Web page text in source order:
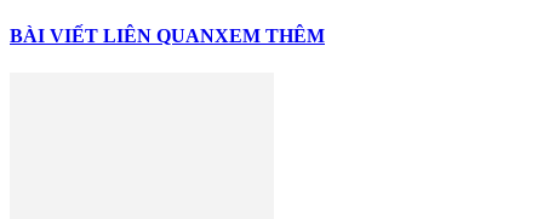
BÀI VIẾT LIÊN QUANXEM THÊM